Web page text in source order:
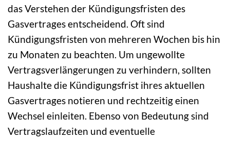
das Verstehen der Kündigungsfristen des
Gasvertrages entscheidend. Oft sind
Kündigungsfristen von mehreren Wochen bis hin
zu Monaten zu beachten. Um ungewollte
Vertragsverlängerungen zu verhindern, sollten
Haushalte die Kündigungsfrist ihres aktuellen
Gasvertrages notieren und rechtzeitig einen
Wechsel einleiten. Ebenso von Bedeutung sind
Vertragslaufzeiten und eventuelle